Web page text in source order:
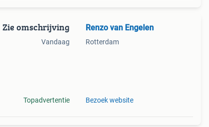
Zie omschrijving
Vandaag
Topadvertentie
Renzo van Engelen
Rotterdam
Bezoek website